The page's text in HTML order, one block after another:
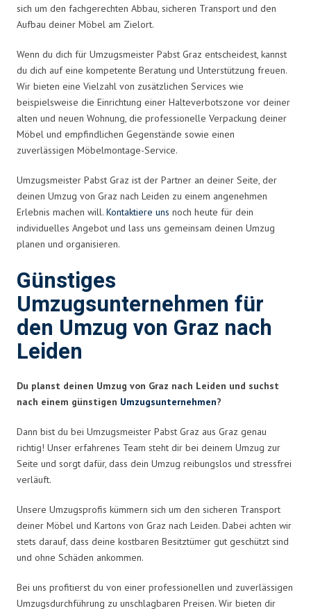
sich um den fachgerechten Abbau, sicheren Transport und den
Aufbau deiner Möbel am Zielort.
Wenn du dich für Umzugsmeister Pabst Graz entscheidest, kannst
du dich auf eine kompetente Beratung und Unterstützung freuen.
Wir bieten eine Vielzahl von zusätzlichen Services wie
beispielsweise die Einrichtung einer Halteverbotszone vor deiner
alten und neuen Wohnung, die professionelle Verpackung deiner
Möbel und empfindlichen Gegenstände sowie einen
zuverlässigen Möbelmontage-Service.
Umzugsmeister Pabst Graz ist der Partner an deiner Seite, der
deinen Umzug von Graz nach Leiden zu einem angenehmen
Erlebnis machen will. Kontaktiere uns noch heute für dein
individuelles Angebot und lass uns gemeinsam deinen Umzug
planen und organisieren.
Günstiges
Umzugsunternehmen für
den Umzug von Graz nach
Leiden
Du planst deinen Umzug von Graz nach Leiden und suchst
nach einem günstigen Umzugsunternehmen?
Dann bist du bei Umzugsmeister Pabst Graz aus Graz genau
richtig! Unser erfahrenes Team steht dir bei deinem Umzug zur
Seite und sorgt dafür, dass dein Umzug reibungslos und stressfrei
verläuft.
Unsere Umzugsprofis kümmern sich um den sicheren Transport
deiner Möbel und Kartons von Graz nach Leiden. Dabei achten wir
stets darauf, dass deine kostbaren Besitztümer gut geschützt sind
und ohne Schäden ankommen.
Bei uns profitierst du von einer professionellen und zuverlässigen
Umzugsdurchführung zu unschlagbaren Preisen. Wir bieten dir